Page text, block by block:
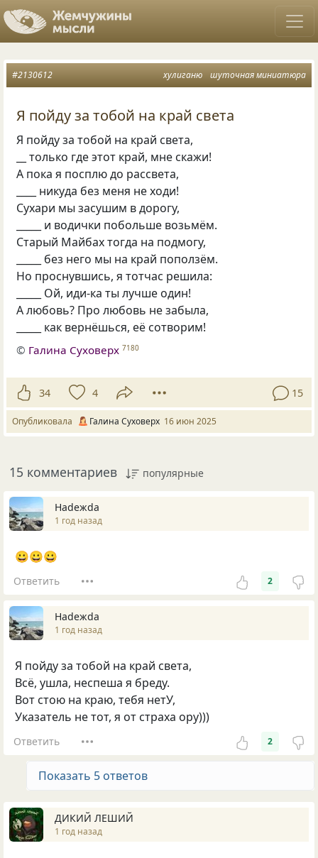
хулиганю шуточная миниатюра
#2130612
Я пойду за тобой на край света
Я пойду за тобой на край света,
__ только где этот край, мне скажи!
А пока я посплю до рассвета,
____ никуда без меня не ходи!
Сухари мы засушим в дорогу,
_____ и водички побольше возьмём.
Старый Майбах тогда на подмогу,
_____ без него мы на край поползём.
Но проснувшись, я тотчас решила:
_____ Ой, иди-ка ты лучше один!
А любовь? Про любовь не забыла,
_____ как вернёшься, её сотворим!
© Галина Суховерх 7180
34 4 15
Опубликовала Галина Суховерх 16 июн 2025
15 комментариев популярные
Нadeжda
1 год назад
😀😀😀
Ответить 2
Нadeжda
1 год назад
Я пойду за тобой на край света,
Всё, ушла, неспеша я бреду.
Вот стою на краю, тебя нетУ,
Указатель не тот, я от страха ору)))
Ответить 2
Показать 5 ответов
ДИКИЙ ЛЕШИЙ
1 год назад